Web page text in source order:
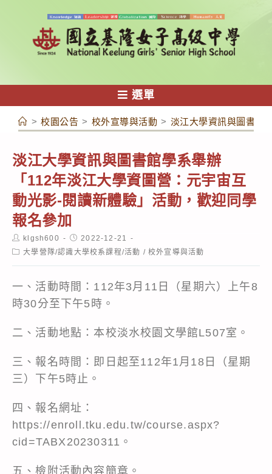
容
選單
> 校園公告 > 校外宣導與活動 > 淡江大學資訊與圖書館
淡江大學資訊與圖書館學系舉辦
「112年淡江大學資圖營：元宇宙互
動光影-閱讀新體驗」活動，歡迎同學
報名參加
Post
author:
klgsh600
Post
published:
2022-12-21
Post大學營隊/認識大學校系課程/活動 / 校外宣導與活動
一、活動時間：112年3月11日（星期六）上午8
時30分至下午5時。
二、活動地點：本校淡水校園文學館L507室。
三、報名時間：即日起至112年1月18日（星期
三）下午5時止。
四、報名網址：
https://enroll.tku.edu.tw/course.aspx?
cid=TABX20230311 。
五、檢附活動內容簡章。